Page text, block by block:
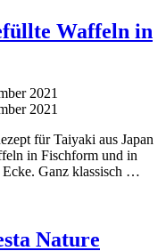
Waffeln in
2021
2021
für Taiyaki aus Japan
in Fischform und in
Ecke. Ganz klassisch …
Nature